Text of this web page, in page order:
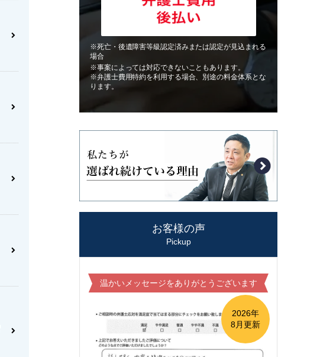
※死亡・後遺障害等級認定済みまたは認定が見込まれる
場合
※事案によっては対応できないこともあります。
※弁護士費用特約を利用する場合、別途の料金体系とな
ります。
お客様の声
Pickup
温かいメッセージをありがとうございます
2026年
8月更新